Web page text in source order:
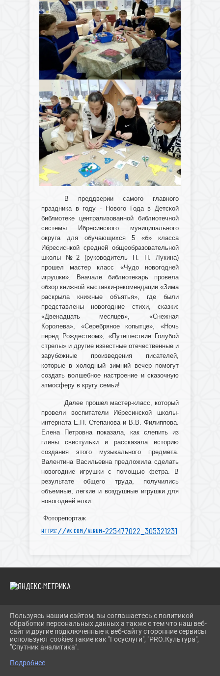
В преддверии самого главного
праздника в году - Нового Года в Детской
библиотеке централизованной библиотечной
системы Ибресинского муниципального
округа для обучающихся 5 «б» класса
Ибресиснкой средней общеобразовательной
школы №2 (руководитель Н. Н. Лукина)
прошел мастер класс «Чудо новогодней
игрушки». Вначале библиотекарь провела
обзор книжной выставки-рекомендации «Зима
раскрыла книжные объятья», где были
представлены новогодние стихи, сказки:
«Двенадцать месяцев», «Снежная
Королева», «Серебряное копытце», «Ночь
перед Рождеством», «Путешествие Голубой
стрелы» и другие известные отечественные и
зарубежные произведения писателей,
которые в холодный зимний вечер помогут
создать волшебное настроение и сказочную
атмосферу в кругу семьи!
Далее прошел мастер-класс, который
провели воспитатели Ибресинской школы-
интерната Е.П. Степанова и В.В. Филиппова.
Елена Петровна показала, как слепить из
глины свистульки и рассказала историю
создания этого музыкального предмета.
Валентина Васильевна предложила сделать
новогодние игрушки с помощью фетра. В
результате общего труда, получились
объемные, легкие и воздушные игрушки для
новогодней елки.
Фоторепортаж
https://vk.com/album-225477022_305321231
2026 Г. IBRBIB.RU
ВХОД
КАРТА САЙТА
ПОЛИТИКА ОБРАБОТКИ ПЕРСОНАЛЬНЫХ ДАННЫХ
СДЕЛАНО НА KUBCMS
Пользуясь нашим сайтом, вы соглашаетесь с политикой
обработки персональных данных а также с тем что наш веб-
сайт и другие подключенные к веб-сайту сторонние сервисы
используют cookies такие как "Госуслуги", "PRO.Культура",
"Спутник аналитика".
Подробнее